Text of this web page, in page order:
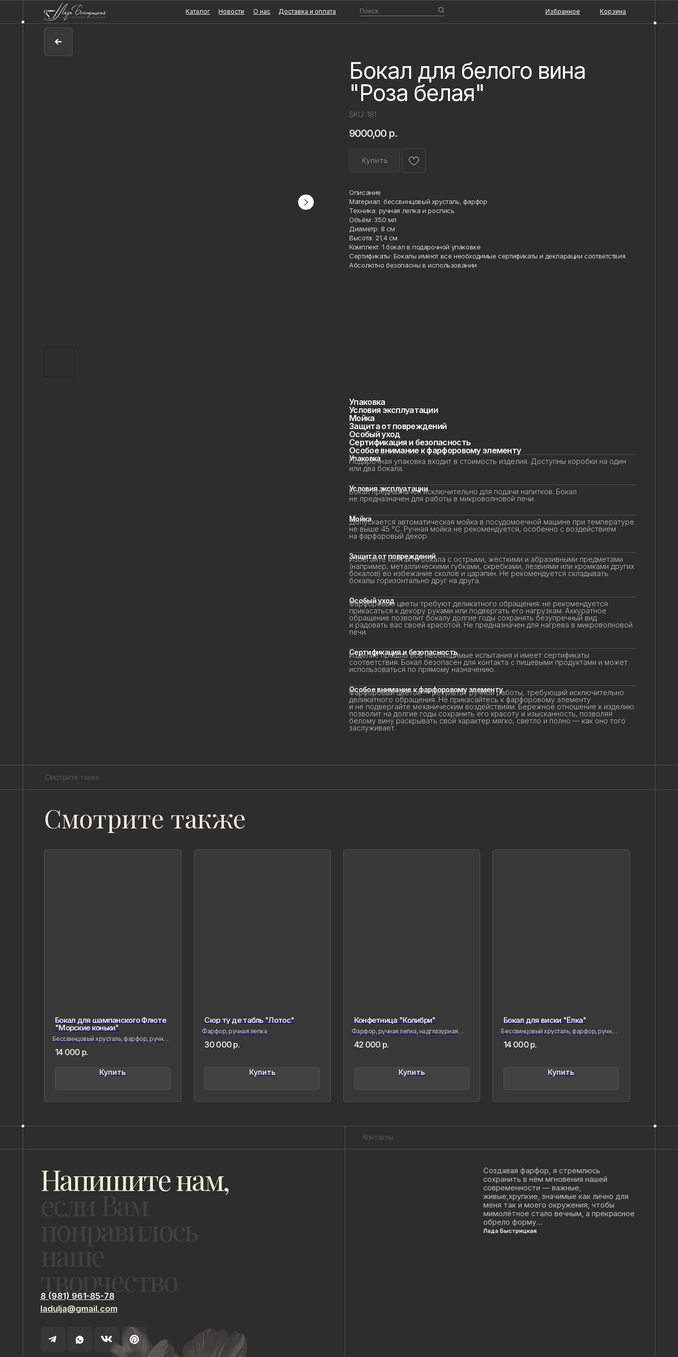
Каталог Новости О нас Доставка и оплата Поиск Корзина
Бокал для белого вина
"Роза белая"
SKU:181
9000,00 р.
Купить
Описание
Материал: бессвинцовый хрусталь, фарфор
Техника: ручная лепка и роспись
Объём: 350 мл
Диаметр: 8 см
Высота: 21,4 см
Комплект: 1 бокал в подарочной упаковке
Сертификаты: Бокалы имеют все необходимые сертификаты и декларации соответствия.
Абсолютно безопасны в использовании
Упаковка
Условия эксплуатации
Мойка
Защита от повреждений
Особый уход
Сертификация и безопасность
Особое внимание к фарфоровому элементу
Упаковка
Подарочная упаковка входит в стоимость изделия. Доступны коробки на один
или два бокала.
Условия эксплуатации
Бокал предназначен исключительно для подачи напитков. Бокал
не предназначен для работы в микроволновой печи.
Мойка
Допускается автоматическая мойка в посудомоечной машине при температуре
не выше 45 °C. Ручная мойка не рекомендуется, особенно с воздействием
на фарфоровый декор.
Защита от повреждений
Избегайте контакта бокала с острыми, жёсткими и абразивными предметами
(например, металлическими губками, скребками, лезвиями или кромками других
бокалов) во избежание сколов и царапин. Не рекомендуется складывать
бокалы горизонтально друг на друга.
Особый уход
Фарфоровые цветы требуют деликатного обращения: не рекомендуется
прикасаться к декору руками или подвергать его нагрузкам. Аккуратное
обращение позволит бокалу долгие годы сохранять безупречный вид
и радовать вас своей красотой. Не предназначен для нагрева в микроволновой
печи.
Сертификация и безопасность
Изделие прошло все необходимые испытания и имеет сертификаты
соответствия. Бокал безопасен для контакта с пищевыми продуктами и может
использоваться по прямому назначению.
Особое внимание к фарфоровому элементу
Фарфоровый цветок — результат ручной работы, требующий исключительно
деликатного обращения. Не прикасайтесь к фарфоровому элементу
и не подвергайте механическим воздействиям. Бережное отношение к изделию
позволит на долгие годы сохранить его красоту и изысканность, позволяя
белому вину раскрывать свой характер мягко, светло и полно — как оно того
заслуживает.
Смотрите также
"Морские коньки"
Бессвинцовый хрусталь, фарфор, ручная
лепка и роспись
14 000р.
Фарфор, ручная лепка
30 000р.
Фарфор, ручная лепка, надглазурная
роспись, золото
42 000р.
Бессвинцовый хрусталь, фарфор, ручная
роспись
14 000р.
Напишите нам,
если Вам
понравилось
наше
творчество
Санкт-Петербург, Сердобольская 65
Создавая фарфор, я стремлюсь
живые,хрупкие, значимые как лично для
меня так и моего окружения, чтобы
обрело форму…